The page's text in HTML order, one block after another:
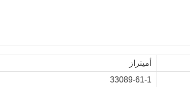
أميتراز
33089-61-1